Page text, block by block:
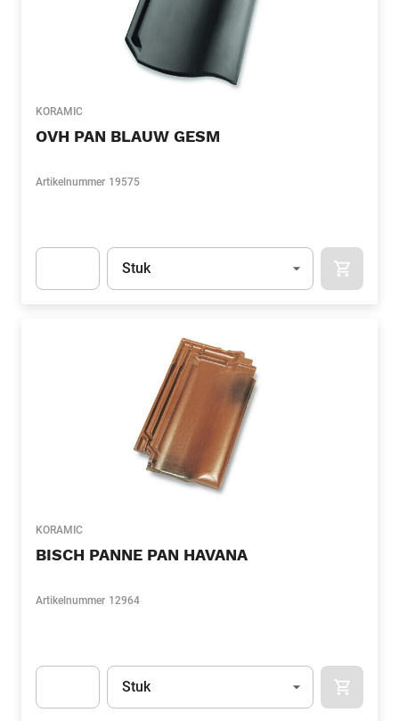
KORAMIC
OVH PAN BLAUW GESM
Artikelnummer 19575
Eenheid
Stuk
KORAMIC
BISCH PANNE PAN HAVANA
Artikelnummer 12964
Eenheid
Stuk